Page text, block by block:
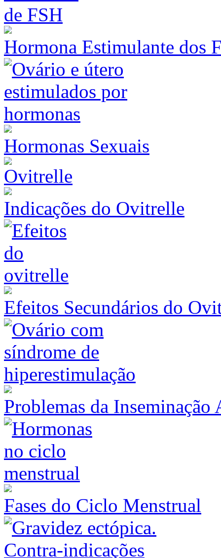
Hormona Estimulante dos
Hormonas Sexuais
Indicações do Ovitrelle
Efeitos Secundários do
Problemas da
Fases do Ciclo Menstrual